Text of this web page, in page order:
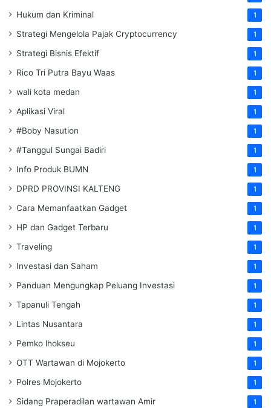
Hukum dan Kriminal 1
Strategi Mengelola Pajak Cryptocurrency 1
Strategi Bisnis Efektif 1
Rico Tri Putra Bayu Waas 1
wali kota medan 1
Aplikasi Viral 1
#Boby Nasution 1
#Tanggul Sungai Badiri 1
Info Produk BUMN 1
DPRD PROVINSI KALTENG 1
Cara Memanfaatkan Gadget 1
HP dan Gadget Terbaru 1
Traveling 1
Investasi dan Saham 1
Panduan Mengungkap Peluang Investasi 1
Tapanuli Tengah 1
Lintas Nusantara 1
Pemko lhokseu 1
OTT Wartawan di Mojokerto 1
Polres Mojokerto 1
Sidang Praperadilan wartawan Amir 1